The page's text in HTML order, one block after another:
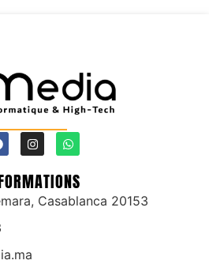
Casablanca 20153